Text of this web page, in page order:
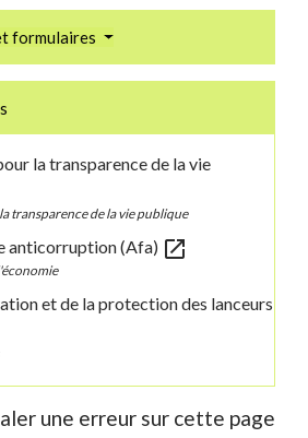
formulaires
la transparence de la vie
transparence de la vie publique
anticorruption (Afa) open_in_new
et de la protection des lanceurs
une erreur sur cette page